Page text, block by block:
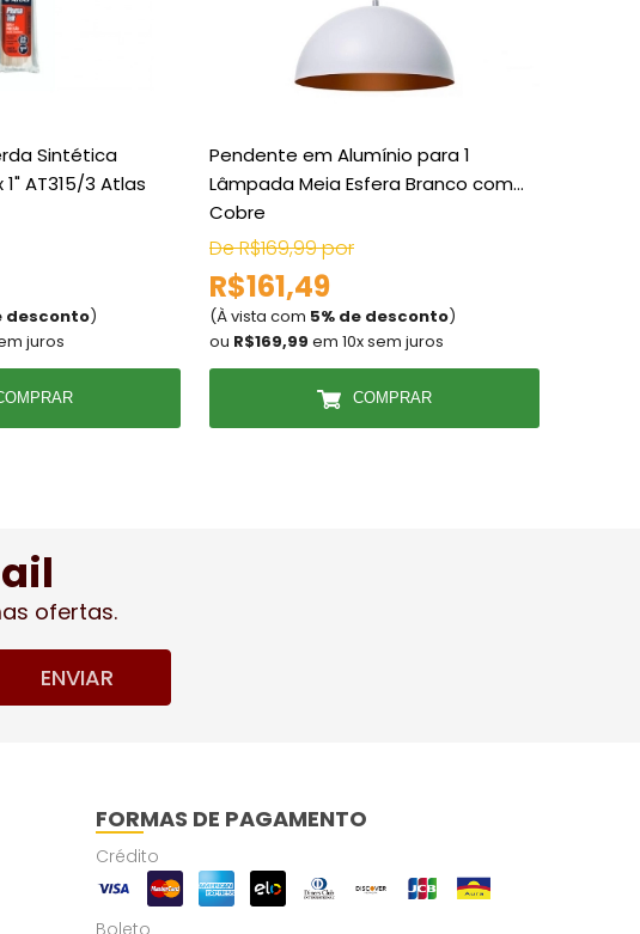
Sintética
AT315/3 Atlas
desconto)
juros
Pendente em Alumínio para 1
Lâmpada Meia Esfera Branco com
Cobre
De R$169,99 por
R$161,49
(À vista com 5% de desconto)
ou R$169,99 em 10x sem juros
COMPRAR
ofertas.
ENVIAR
FORMAS DE PAGAMENTO
Crédito
Boleto